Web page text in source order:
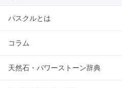
パスクルとは
コラム
天然石・パワーストーン辞典